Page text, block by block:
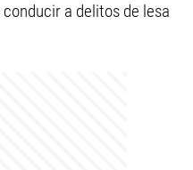
a delitos de lesa